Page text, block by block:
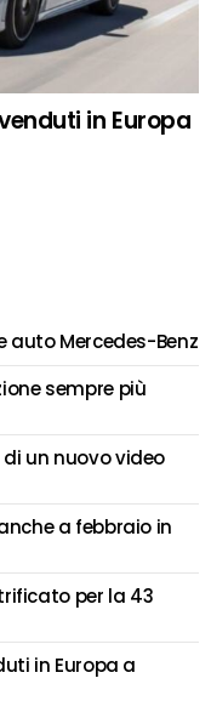
in Europa
auto Mercedes-Benz
sempre più
di un nuovo video
a febbraio in
per la 43
in Europa a